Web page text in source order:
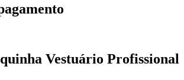
Vestuário Profissional